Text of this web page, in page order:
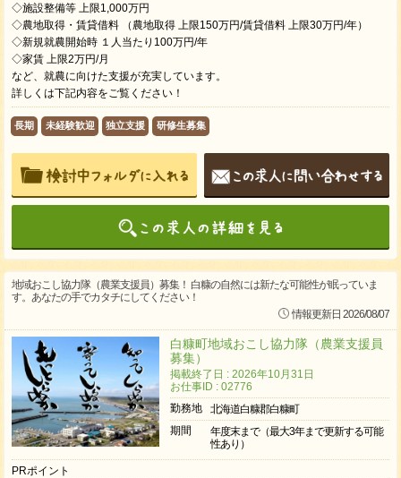
◇施設整備等 上限1,000万円
◇農地取得・賃貸借料 （農地取得 上限150万円/賃貸借料 上限30万円/年）
◇新規就農開始時 １人当たり100万円/年
◇家賃 上限2万円/月
など、就農に向けた支援が充実しています。
詳しくは下記内容をご覧ください！
長期 未経験歓迎 独立支援 研修生募集
地域おこし協力隊（農業支援員）募集！ 白糠の自然には新たな可能性が眠っていま
す。あなたの手でカタチにしてください！
情報更新日 2026/08/07
白糠町地域おこし協力隊（農業支援員
募集）
掲載終了日 : 2026年10月31日
お仕事ID : 02776
勤務地
北海道白糠郡白糠町
期間
年度末まで（最大3年まで更新する可能
性あり）
PRポイント